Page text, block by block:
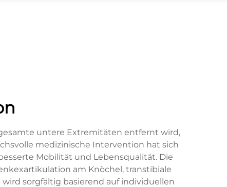
untere Extremitäten entfernt wird,
medizinische Intervention hat sich
Mobilität und Lebensqualität. Die
am Knöchel, transtibiale
sorgfältig basierend auf individuellen